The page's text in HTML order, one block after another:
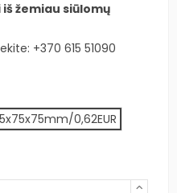
žemiau siūlomų
+370 615 51090
0,62EUR